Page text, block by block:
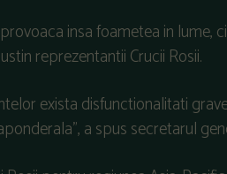
insa foametea in
reprezentantii Crucii Rosii.
exista disfunctionalitati
a spus secretarul